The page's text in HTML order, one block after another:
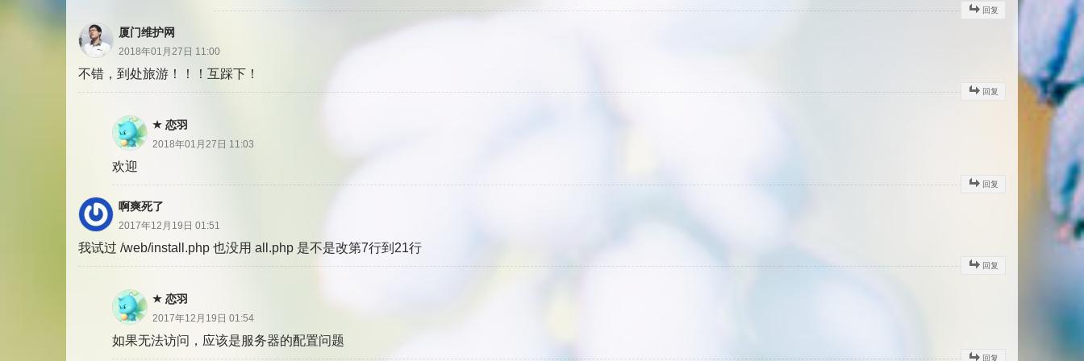
回复
厦门维护网
2018年01月27日 11:00
不错，到处旅游！！！互踩下！
回复
恋羽
2018年01月27日 11:03
欢迎
回复
啊爽死了
2017年12月19日 01:51
我试过 /web/install.php 也没用 all.php 是不是改第7行到21行
回复
恋羽
2017年12月19日 01:54
如果无法访问，应该是服务器的配置问题
回复